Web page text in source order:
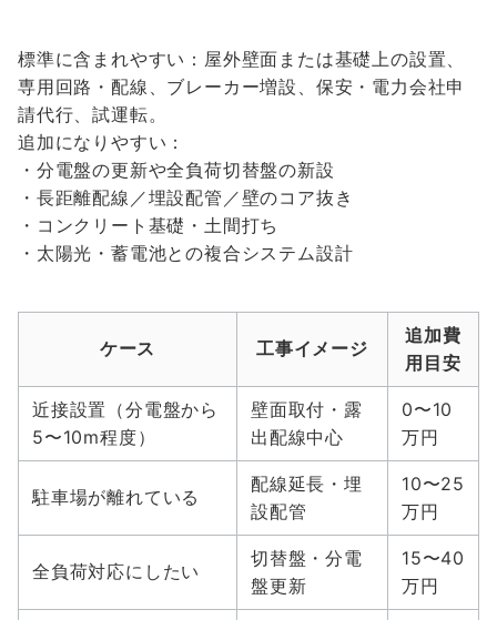
標準に含まれやすい：屋外壁面または基礎上の設置、
専用回路・配線、ブレーカー増設、保安・電力会社申
請代行、試運転。
追加になりやすい：
・分電盤の更新や全負荷切替盤の新設
・長距離配線／埋設配管／壁のコア抜き
・コンクリート基礎・土間打ち
・太陽光・蓄電池との複合システム設計
ケース 工事イメージ
追加費
用目安
近接設置（分電盤から
5〜10m程度）
壁面取付・露
出配線中心
0〜10
万円
駐車場が離れている
配線延長・埋
設配管
10〜25
万円
全負荷対応にしたい
切替盤・分電
盤更新
15〜40
万円